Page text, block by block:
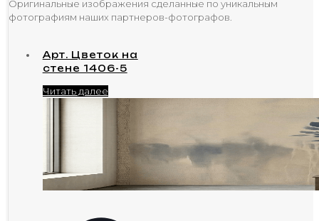
Оригинальные изображения сделанные по уникальным
фотографиям наших партнеров-фотографов.
Арт. Цветок на
стене 1406-5
Читать далее